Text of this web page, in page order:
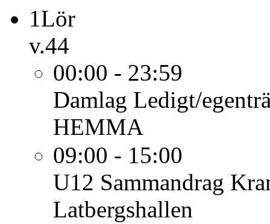
1Lör
v.44
00:00 - 23:59
Damlag Ledigt/
HEMMA
09:00 - 15:00
U12 Sammandrag
Latbergshallen